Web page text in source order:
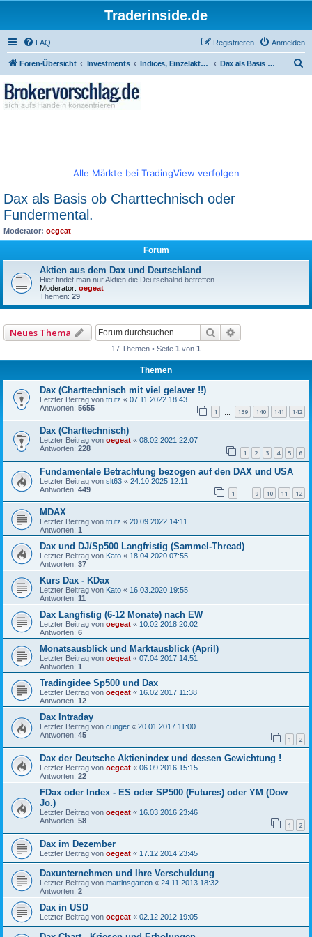
Traderinside.de
FAQ Anmelden
Registrieren
Foren-Übersicht Investments Indices, Einzelaktien - weltweit Dax als Basis ob Charttechnisch oder Fundermental.
Alle Märkte bei TradingView verfolgen
Dax als Basis ob Charttechnisch oder
Fundermental.
Moderator: oegeat
Forum
Aktien aus dem Dax und Deutschland
Hier findet man nur Aktien die Deutschalnd betreffen.
Moderator: oegeat
Themen: 29
Neues Thema Suche
17 Themen • Seite 1 von 1
Themen
Dax (Charttechnisch mit viel gelaver !!)
Letzter Beitrag von trutz « 07.11.2022 18:43
Antworten: 5655 1 139 140 141 142
Dax (Charttechnisch)
Letzter Beitrag von oegeat « 08.02.2021 22:07
Antworten: 228 1 2 3 4 5 6
Fundamentale Betrachtung bezogen auf den DAX und USA
Letzter Beitrag von slt63 « 24.10.2025 12:11
Antworten: 449 1 9 10 11 12
MDAX
Letzter Beitrag von trutz « 20.09.2022 14:11
Antworten: 1
Dax und DJ/Sp500 Langfristig (Sammel-Thread)
Letzter Beitrag von Kato « 18.04.2020 07:55
Antworten: 37
Kurs Dax - KDax
Letzter Beitrag von Kato « 16.03.2020 19:55
Antworten: 11
Dax Langfistig (6-12 Monate) nach EW
Letzter Beitrag von oegeat « 10.02.2018 20:02
Antworten: 6
Monatsausblick und Marktausblick (April)
Letzter Beitrag von oegeat « 07.04.2017 14:51
Antworten: 1
Tradingidee Sp500 und Dax
Letzter Beitrag von oegeat « 16.02.2017 11:38
Antworten: 12
Dax Intraday
Letzter Beitrag von cunger « 20.01.2017 11:00
Antworten: 45 1 2
Dax der Deutsche Aktienindex und dessen Gewichtung !
Letzter Beitrag von oegeat « 06.09.2016 15:15
Antworten: 22
FDax oder Index - ES oder SP500 (Futures) oder YM (Dow
Jo.)
Letzter Beitrag von oegeat « 16.03.2016 23:46
Antworten: 58 1 2
Dax im Dezember
Letzter Beitrag von oegeat « 17.12.2014 23:45
Daxunternehmen und Ihre Verschuldung
Letzter Beitrag von martinsgarten « 24.11.2013 18:32
Antworten: 2
Dax in USD
Letzter Beitrag von oegeat « 02.12.2012 19:05